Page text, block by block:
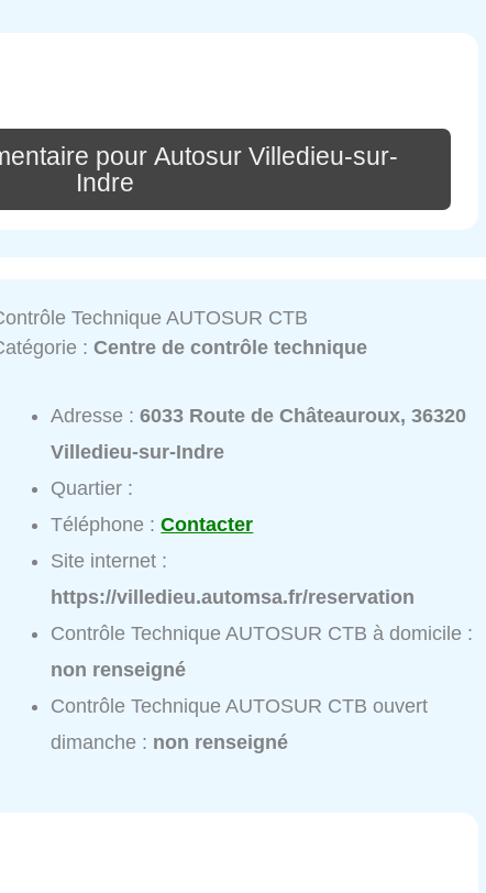
pour Autosur Villedieu-sur-
Indre
Technique AUTOSUR CTB
:Centre de contrôle technique
Adresse :6033 Route de Châteauroux, 36320
Villedieu-sur-Indre
Quartier :
Téléphone :Contacter
Site internet :
https://villedieu.automsa.fr/reservation
Contrôle Technique AUTOSUR CTB à domicile :
non renseigné
Contrôle Technique AUTOSUR CTB ouvert
dimanche : non renseigné